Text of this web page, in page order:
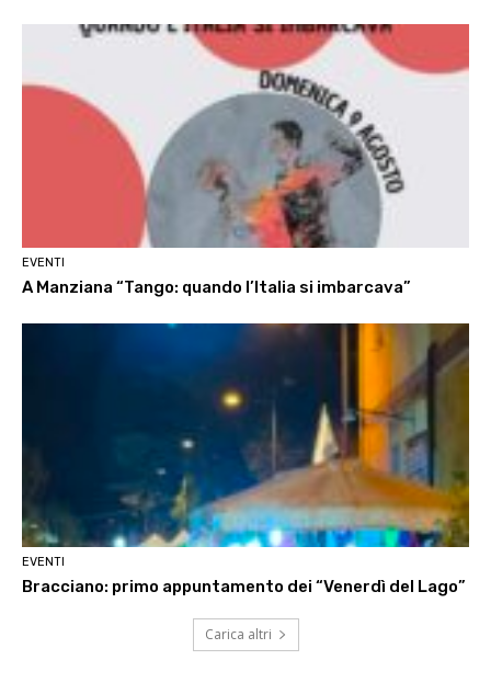
EVENTI
A Manziana “Tango: quando l’Italia si imbarcava”
EVENTI
Bracciano: primo appuntamento dei “Venerdì del Lago”
Carica altri